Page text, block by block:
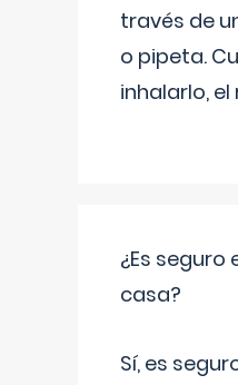
través de
o pipeta.
inhalarlo, el
¿Es seguro
casa?
Sí, es